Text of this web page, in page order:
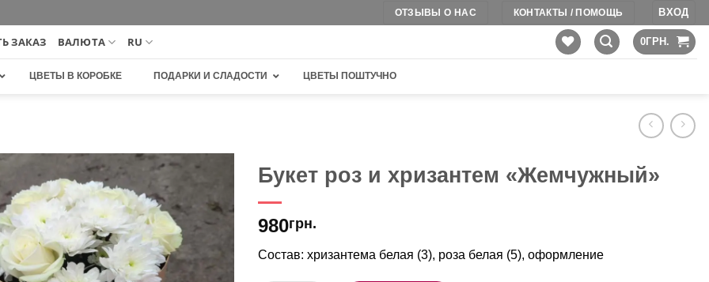
ОТЗЫВЫ О НАС КОНТАКТЫ / ПОМОЩЬ ВХОД
ЗАКАЗ ВАЛЮТА RU 0ГРН.
ЦВЕТЫ В КОРОБКЕ ПОДАРКИ И СЛАДОСТИ ЦВЕТЫ ПОШТУЧНО
избранное
Букет роз и хризантем «Жемчужный»
980грн.
Состав: хризантема белая (3), роза белая (5), оформление